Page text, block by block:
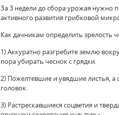
За 3 недели до сбора урожая нужно
активного развития грибковой
Как дачникам определить зрелость
1) Аккуратно разгребите землю
пора убирать чеснок с грядки.
2) Пожелтевшие и увядшие листья, а
головок.
3) Растрескавшиеся соцветия и